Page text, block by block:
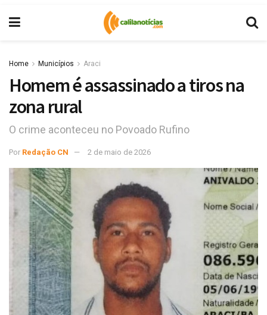
Home Municípios Araci
Homem é assassinado a tiros na
zona rural
O crime aconteceu no Povoado Rufino
Por Redação CN 2 de maio de 2026